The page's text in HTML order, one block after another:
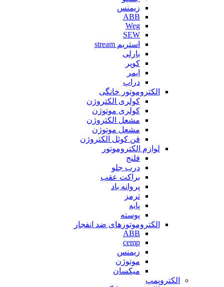
زیمنس
ABB
Weg
SEW
استریم stream
بارلی
کوپر
ایمر
دراپ
الکتروموتور خانگی
کولری الکتروژن
کولری موتوژن
مشعل الکتروژن
مشعل موتوژن
فن کوئل الکتروژن
لوازم الکتروموتور
فلنج
درب جلو
براکت عقب
پروانه باد
ترمز
پایه
پوسته
الکتروموتورهای ضد انفجار
ABB
cemp
زیمنس
موتوژن
میکسان
الکتروپمپ